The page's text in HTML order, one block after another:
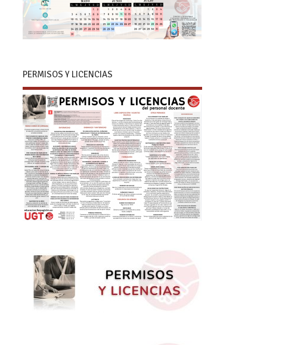
PERMISOS Y LICENCIAS